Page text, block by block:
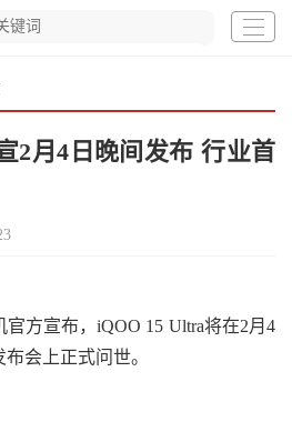
2月4日晚间发布 行业首
方宣布，iQOO 15 Ultra将在2月4
会上正式问世。